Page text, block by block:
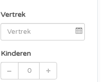
Vertrek
Kinderen